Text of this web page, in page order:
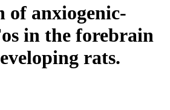
anxiogenic-
in the forebrain
rats.